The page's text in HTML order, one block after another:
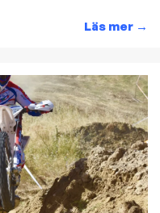
Läs mer →